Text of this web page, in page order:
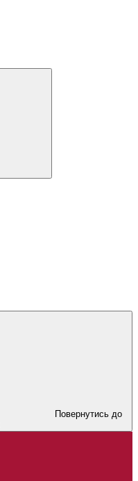
Повернутись до